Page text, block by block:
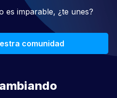
es imparable, ¿te unes?
comunidad